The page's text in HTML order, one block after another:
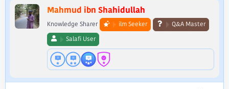
r
t
e
Mahmud ibn Shahidullah
Knowledge Sharer ilm Seeker
Q&A Master
Salafi User